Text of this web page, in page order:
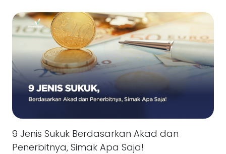
9 Jenis Sukuk Berdasarkan Akad dan
Penerbitnya, Simak Apa Saja!